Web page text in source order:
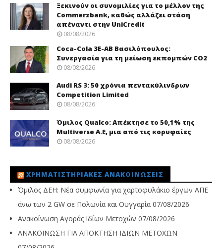
Ξεκινούν οι συνομιλίες για το μέλλον της
Commerzbank, καθώς αλλάζει στάση
απέναντι στην UniCredit
08/08/2026
Coca-Cola 3Ε-ΑΒ Βασιλόπουλος:
Συνεργασία για τη μείωση εκπομπών CO2
08/08/2026
Audi RS 3: 50 χρόνια πεντακύλινδρων
Competition Limited
08/08/2026
Όμιλος Qualco: Απέκτησε το 50,1% της
Multiverse A.E, μια από τις κορυφαίες
08/08/2026
ΧΡΗΜΑΤΙΣΤΗΡΙΑΚΈΣ ΑΝΑΚΟΙΝΏΣΕΙΣ
Όμιλος ΔΕΗ: Νέα συμφωνία για χαρτοφυλάκιο έργων ΑΠΕ
άνω των 2 GW σε Πολωνία και Ουγγαρία 07/08/2026
Ανακοίνωση Αγοράς Ιδίων Μετοχών 07/08/2026
ΑΝΑΚΟΙΝΩΣΗ ΓΙΑ ΑΠΟΚΤΗΣΗ ΙΔΙΩΝ ΜΕΤΟΧΩΝ